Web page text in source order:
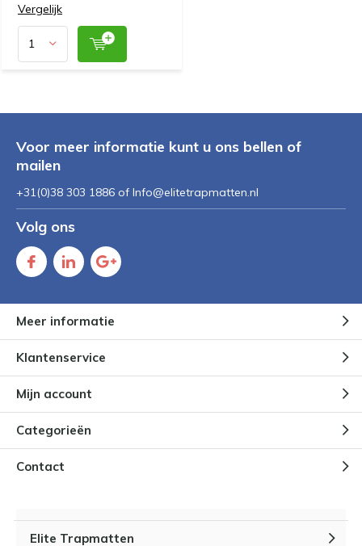
Vergelijk
Voor meer informatie kunt u ons bellen of
mailen
+31(0)38 303 1886 of Info@elitetrapmatten.nl
Volg ons
Meer informatie
Klantenservice
Mijn account
Categorieën
Contact
Elite Trapmatten